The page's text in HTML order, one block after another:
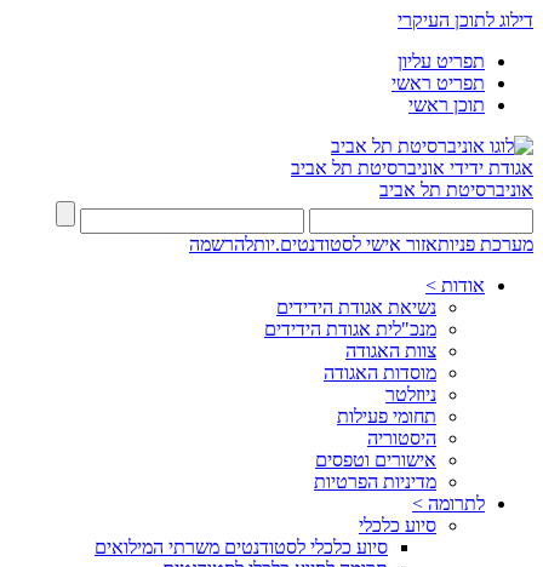
דילוג לתוכן העיקרי
תפריט עליון
תפריט ראשי
תוכן ראשי
אגודת ידידי אוניברסיטת תל אביב
אוניברסיטת תל אביב
מערכת פניותאזור אישי לסטודנטים.יותלהרשמה
אודות >
נשיאת אגודת הידידים
מנכ"לית אגודת הידידים
צוות האגודה
מוסדות האגודה
ניוזלטר
תחומי פעילות
היסטוריה
אישורים וטפסים
מדיניות הפרטיות
לתרומה >
סיוע כלכלי
סיוע כלכלי לסטודנטים משרתי המילואים